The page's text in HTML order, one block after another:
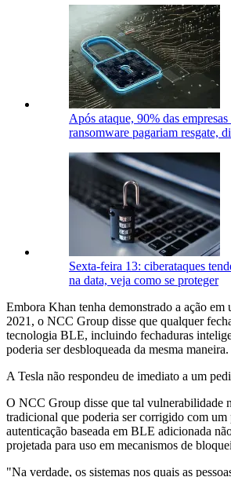
Após ataque, 90% das
ransomware pagariam resgate,
Sexta-feira 13: ciberataques
na data, veja como se proteger
Embora Khan tenha demonstrado a ação em
2021, o NCC Group disse que qualquer
tecnologia BLE, incluindo fechaduras
poderia ser desbloqueada da mesma maneira.
A Tesla não respondeu de imediato a um
O NCC Group disse que tal vulnerabilidade
tradicional que poderia ser corrigido com um
autenticação baseada em BLE adicionada
projetada para uso em mecanismos de
"Na verdade, os sistemas nos quais as